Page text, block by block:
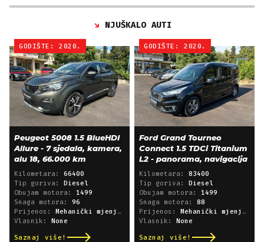
NJUŠKALO AUTI
GODIŠTE: 2020.
Peugeot 5008 1.5 BlueHDI
Allure - 7 sjedala, kamera,
alu 18, 66.000 km
Kilometara: 66400
Tip goriva:
Diesel
Obujam motora: 1499
Snaga motora: 96
Prijenos:
Mehanički mjenjač
Vlasnik:
None
Saznaj više!
GODIŠTE: 2020.
Ford Grand Tourneo
Connect 1.5 TDCi Titanium
L2 - panorama, navigacija
Kilometara: 83400
Tip goriva:
Diesel
Obujam motora: 1499
Snaga motora: 88
Prijenos:
Mehanički mjenjač
Vlasnik:
None
Saznaj više!